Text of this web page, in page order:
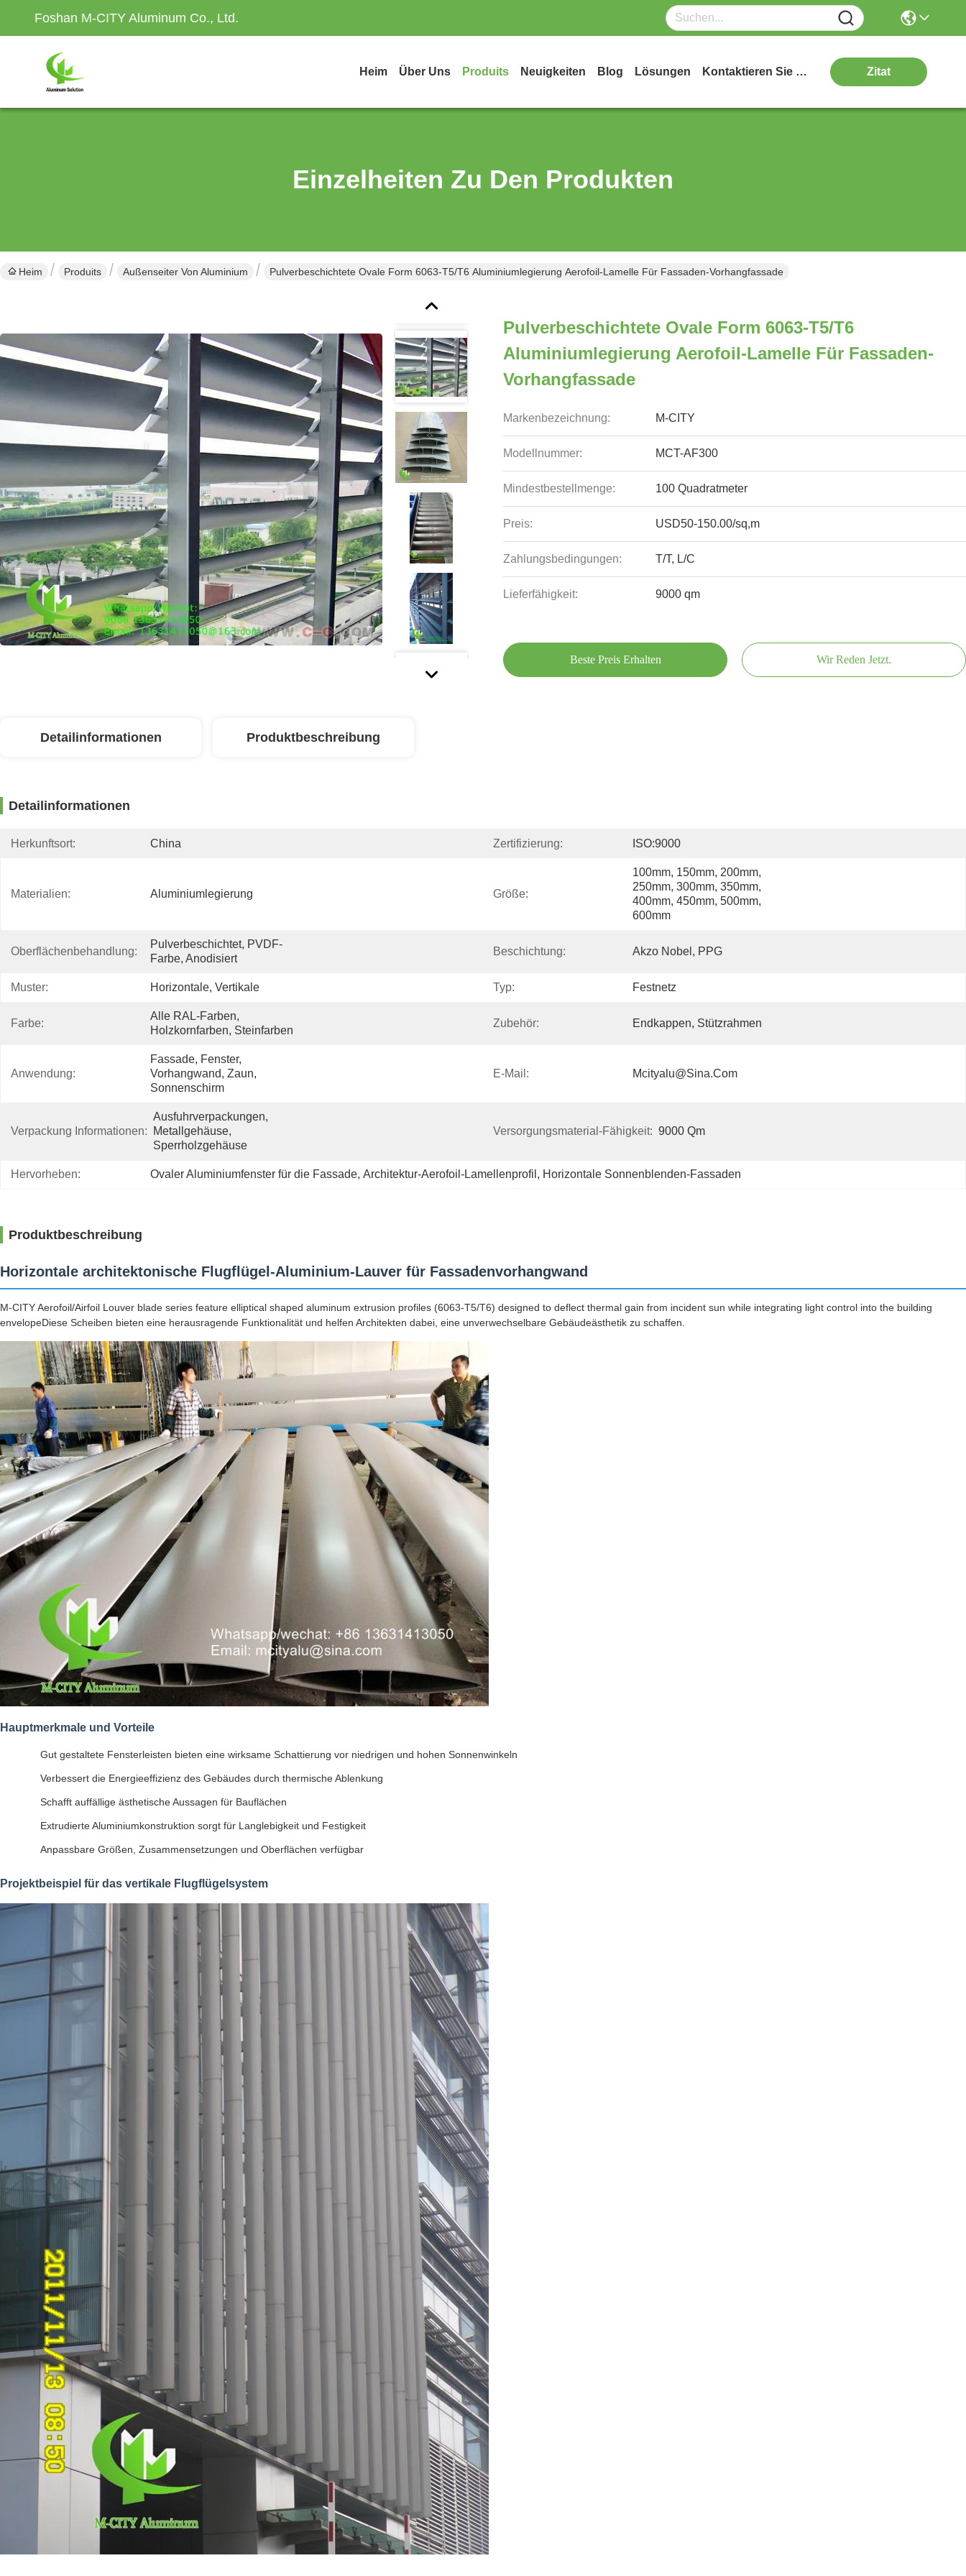
Foshan M-CITY Aluminum Co., Ltd.
Heim Über Uns Produits Neuigkeiten Blog Lösungen Kontaktieren Sie Uns Zitat
Einzelheiten Zu Den Produkten
Heim Produits Außenseiter Von Aluminium Pulverbeschichtete Ovale Form 6063-T5/T6 Aluminiumlegierung Aerofoil-Lamelle Für Fassaden-Vorhangfassade
Pulverbeschichtete Ovale Form 6063-T5/T6
Aluminiumlegierung Aerofoil-Lamelle Für Fassaden-
Vorhangfassade
Markenbezeichnung: M-CITY
Modellnummer: MCT-AF300
Mindestbestellmenge: 100 Quadratmeter
Preis: USD50-150.00/sq,m
Zahlungsbedingungen: T/T, L/C
Lieferfähigkeit: 9000 qm
Beste Preis Erhalten Wir Reden Jetzt.
Detailinformationen Produktbeschreibung
Detailinformationen
Herkunftsort: China Zertifizierung: ISO:9000
Materialien: Aluminiumlegierung Größe:
100mm, 150mm, 200mm,
250mm, 300mm, 350mm,
400mm, 450mm, 500mm,
600mm
Oberflächenbehandlung:
Pulverbeschichtet, PVDF-
Farbe, Anodisiert
Beschichtung: Akzo Nobel, PPG
Muster: Horizontale, Vertikale Typ: Festnetz
Farbe:
Alle RAL-Farben,
Holzkornfarben, Steinfarben
Zubehör: Endkappen, Stützrahmen
Anwendung:
Fassade, Fenster,
Vorhangwand, Zaun,
Sonnenschirm
E-Mail: Mcityalu@sina.com
Verpackung Informationen:
Ausfuhrverpackungen,
Metallgehäuse,
Sperrholzgehäuse
Versorgungsmaterial-Fähigkeit: 9000 Qm
Hervorheben: Ovaler Aluminiumfenster für die Fassade, Architektur-Aerofoil-Lamellenprofil , Horizontale Sonnenblenden-Fassaden
Produktbeschreibung
Horizontale architektonische Flugflügel-Aluminium-Lauver für Fassadenvorhangwand
M-CITY Aerofoil/Airfoil Louver blade series feature elliptical shaped aluminum extrusion profiles (6063-T5/T6) designed to deflect thermal gain from incident sun while integrating light control into the building
envelopeDiese Scheiben bieten eine herausragende Funktionalität und helfen Architekten dabei, eine unverwechselbare Gebäudeästhetik zu schaffen.
Hauptmerkmale und Vorteile
Gut gestaltete Fensterleisten bieten eine wirksame Schattierung vor niedrigen und hohen Sonnenwinkeln
Verbessert die Energieeffizienz des Gebäudes durch thermische Ablenkung
Schafft auffällige ästhetische Aussagen für Bauflächen
Extrudierte Aluminiumkonstruktion sorgt für Langlebigkeit und Festigkeit
Anpassbare Größen, Zusammensetzungen und Oberflächen verfügbar
Projektbeispiel für das vertikale Flugflügelsystem